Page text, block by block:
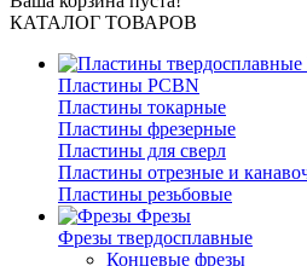
КАТАЛОГ ТОВАРОВ
Пластины PCBN
Пластины токарные
Пластины фрезерные
Пластины для сверл
Пластины отрезные и
Пластины резьбовые
Фрезы
Фрезы твердосплавные
Концевые фрезы